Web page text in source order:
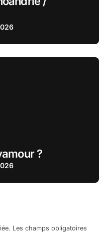
?
Les champs obligatoires